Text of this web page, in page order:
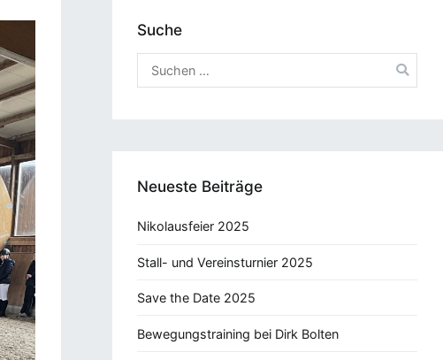
Suche
Suchen
nach:
Neueste Beiträge
Nikolausfeier 2025
Stall- und Vereinsturnier 2025
Save the Date 2025
Bewegungstraining bei Dirk Bolten